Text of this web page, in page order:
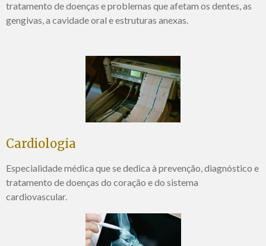
tratamento de doenças e problemas que afetam os dentes, as
gengivas, a cavidade oral e estruturas anexas.
Cardiologia
Especialidade médica que se dedica à prevenção, diagnóstico e
tratamento de doenças do coração e do sistema
cardiovascular.